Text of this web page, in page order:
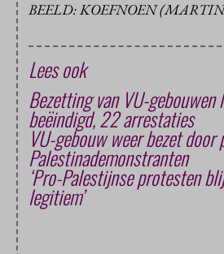
BEELD: KOEFNOEN
Lees ook
Bezetting van VU-gebouwen
beëindigd, 22 arrestaties
VU-gebouw weer bezet door
Palestinademonstranten
‘Pro-Palestijnse protesten
legitiem’